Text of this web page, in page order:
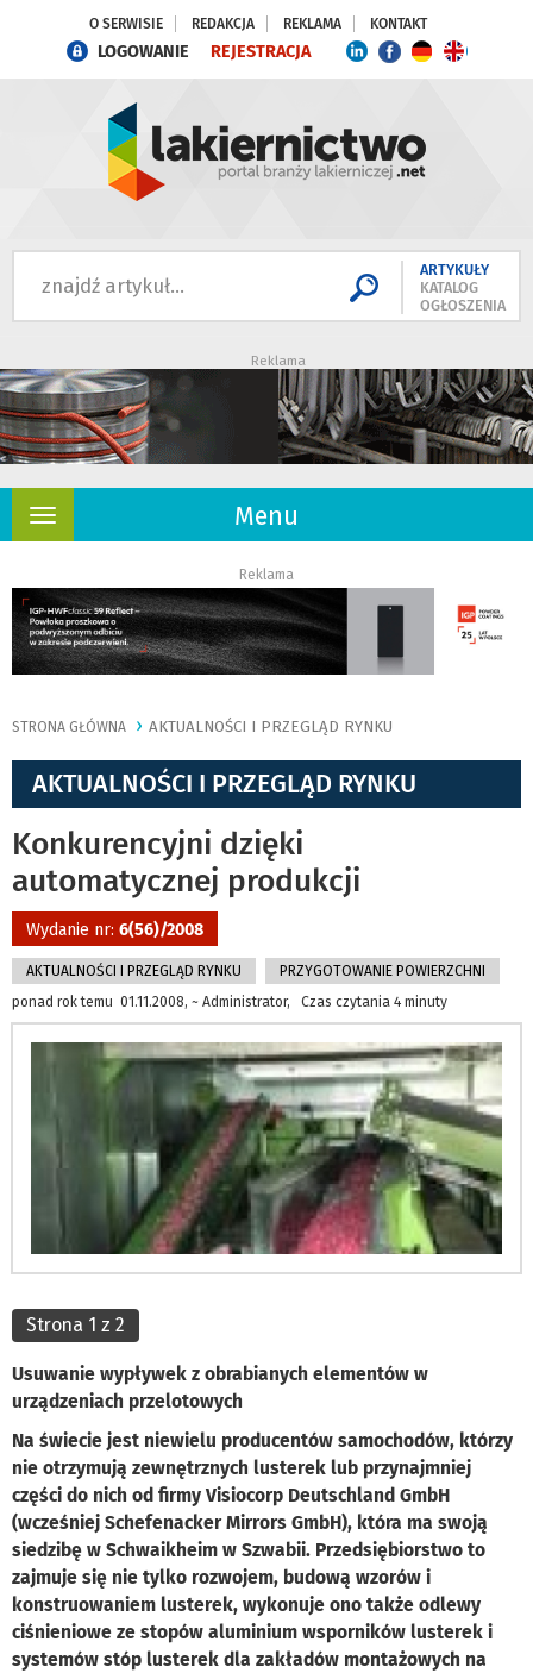
O SERWISIE REDAKCJA REKLAMA KONTAKT
LOGOWANIE REJESTRACJA
ARTYKUŁY
KATALOG
OGŁOSZENIA
Reklama
Menu
Rozwiń
Reklama
STRONA GŁÓWNA AKTUALNOŚCI I PRZEGLĄD RYNKU
AKTUALNOŚCI I PRZEGLĄD RYNKU
Konkurencyjni dzięki
automatycznej produkcji
Wydanie nr: 6(56)/2008
AKTUALNOŚCI I PRZEGLĄD RYNKU
PRZYGOTOWANIE POWIERZCHNI
ponad rok temu 01.11.2008, ~ Administrator, Czas czytania 4 minuty
Strona 1 z 2
Usuwanie wypływek z obrabianych elementów w
urządzeniach przelotowych
Na świecie jest niewielu producentów samochodów, którzy
nie otrzymują zewnętrznych lusterek lub przynajmniej
części do nich od firmy Visiocorp Deutschland GmbH
(wcześniej Schefenacker Mirrors GmbH), która ma swoją
siedzibę w Schwaikheim w Szwabii. Przedsiębiorstwo to
zajmuje się nie tylko rozwojem, budową wzorów i
konstruowaniem lusterek, wykonuje ono także odlewy
ciśnieniowe ze stopów aluminium wsporników lusterek i
systemów stóp lusterek dla zakładów montażowych na